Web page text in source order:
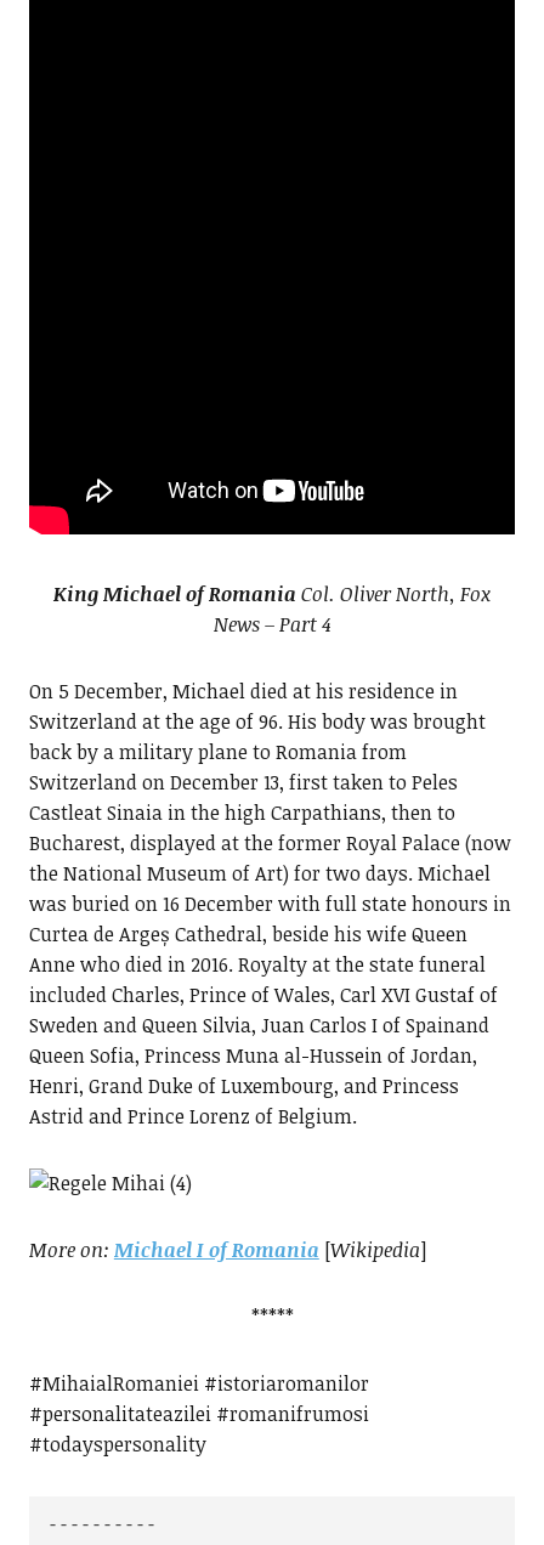
King Michael of Romania Col. Oliver North, Fox
News – Part 4
On 5 December, Michael died at his residence in
Switzerland at the age of 96. His body was brought
back by a military plane to Romania from
Switzerland on December 13, first taken to Peles
Castleat Sinaia in the high Carpathians, then to
Bucharest, displayed at the former Royal Palace (now
the National Museum of Art) for two days. Michael
was buried on 16 December with full state honours in
Curtea de Argeș Cathedral, beside his wife Queen
Anne who died in 2016. Royalty at the state funeral
included Charles, Prince of Wales, Carl XVI Gustaf of
Sweden and Queen Silvia, Juan Carlos I of Spainand
Queen Sofia, Princess Muna al-Hussein of Jordan,
Henri, Grand Duke of Luxembourg, and Princess
Astrid and Prince Lorenz of Belgium.
More on: Michael I of Romania [Wikipedia]
*****
#MihaialRomaniei #istoriaromanilor
#personalitateazilei #romanifrumosi
#todayspersonality
----------